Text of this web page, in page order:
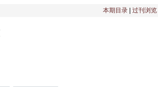
本期目录 过刊浏览